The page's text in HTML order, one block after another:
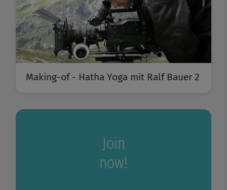
Making-of - Hatha Yoga mit Ralf Bauer 2
Join
now!